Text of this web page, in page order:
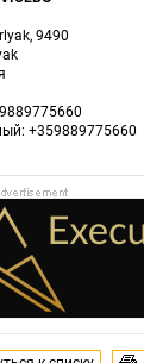
9490
+359889775660